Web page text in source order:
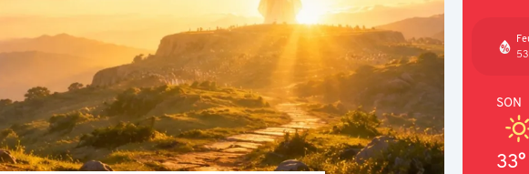
SON
33°